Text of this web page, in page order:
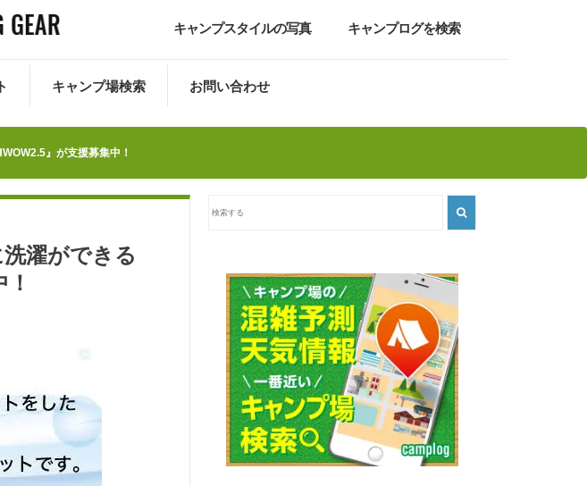
キャンプスタイルの写真 キャンプログを検索
キャンプ場検索 お問い合わせ
』が支援募集中！
濯ができる